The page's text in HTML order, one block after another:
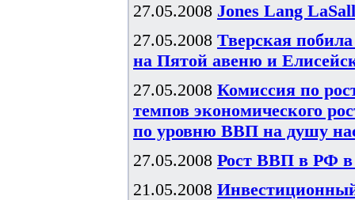
27.05.2008 Jones Lang
27.05.2008 Тверская
на Пятой авеню и
27.05.2008 Комиссия по
темпов экономического
по уровню ВВП на душу
27.05.2008 Рост ВВП в РФ в
21.05.2008